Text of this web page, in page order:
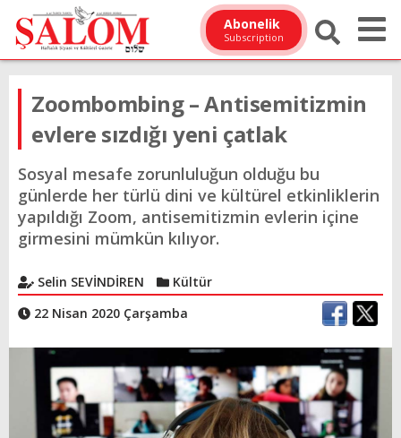
Abonelik
Subscription
Zoombombing – Antisemitizmin
evlere sızdığı yeni çatlak
Sosyal mesafe zorunluluğun olduğu bu
günlerde her türlü dini ve kültürel etkinliklerin
yapıldığı Zoom, antisemitizmin evlerin içine
girmesini mümkün kılıyor.
Selin SEVİNDİREN
Kültür
22 Nisan 2020 Çarşamba